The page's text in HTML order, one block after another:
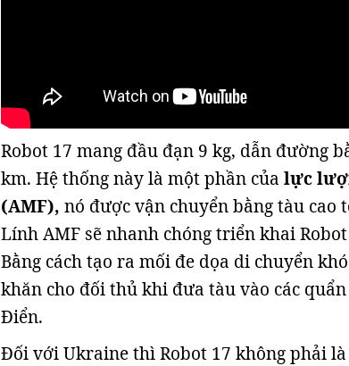
Robot 17 mang đầu đạn 9 kg, dẫn đường
km. Hệ thống này là một phần của lực
(AMF), nó được vận chuyển bằng tàu cao
Lính AMF sẽ nhanh chóng triển khai
Bằng cách tạo ra mối đe dọa di chuyển
khăn cho đối thủ khi đưa tàu vào các
Điển.
Đối với Ukraine thì Robot 17 không phải